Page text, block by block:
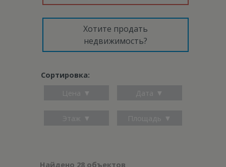
Хотите продать
недвижимость?
Сортировка:
Цена
Дата
Этаж Площадь
Найдено 28 объектов